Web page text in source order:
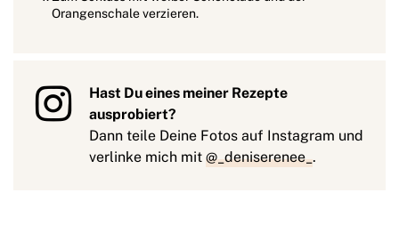
Orangenschale verzieren.
Hast Du eines meiner Rezepte
ausprobiert?
Dann teile Deine Fotos auf Instagram und
verlinke mich mit @_deniserenee_.